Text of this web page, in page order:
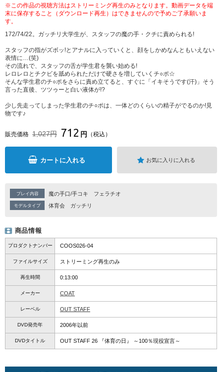
※この作品の視聴方法はストリーミング再生のみとなります。動画データを端
末に保存すること（ダウンロード再生）はできませんので予めご了承願いま
す。
172/74/22。ガッチリ大学生が、スタッフの魔の手・クチに責められる!
スタッフの指がズボッ!とアナルに入っていくと、顔をしかめなんともいえない
表情に…(笑)
その流れで、スタッフの舌が学生君を襲い始める!
レロレロとチクビを舐められただけで硬さを増していくチ○ポ☆
そんな学生君のチ○ポをさらに責め立てると、すぐに「イキそうです(汗)」そう
言った直後、ツツゥーと白い液体が!?
少し先走ってしまった学生君のチ○ポは、一体どのくらいの精子がでるのか!見
物です♪
販売価格 1,027円 712 円 （税込）
カートに入れる お気に入りに入れる
プレイ内容 魔の手口/手コキ フェラチオ
モデルタイプ 体育会 ガッチリ
商品情報
プロダクトナンバー COOS026-04
ファイルサイズ ストリーミング再生のみ
再生時間 0:13:00
メーカー COAT
レーベル OUT STAFF
DVD発売年 2006年以前
DVDタイトル OUT STAFF 26 『体育の日』 ～100％現役宣言～